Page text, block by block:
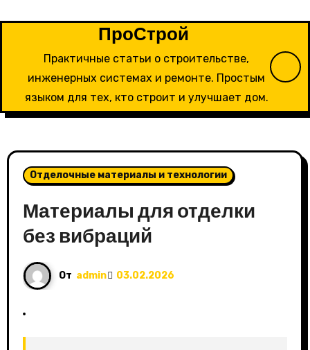
ПроСтрой
Практичные статьи о строительстве,
инженерных системах и ремонте. Простым
языком для тех, кто строит и улучшает дом.
Отделочные материалы и технологии
Материалы для отделки
без вибраций
От admin 03.02.2026